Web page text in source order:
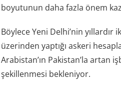
boyutunun daha fazla önem
Böylece Yeni Delhi’nin yıllardır
üzerinden yaptığı askeri
Arabistan’ın Pakistan’la artan
şekillenmesi bekleniyor.